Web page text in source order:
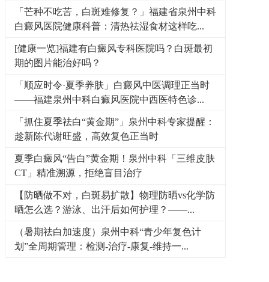
「芒种不吃苦，白斑难修复？」福建省泉州中科
白癜风医院健康科普：清热祛湿食材这样吃...
[健康一览]福建有白癜风专科医院吗？白斑最初
期的图片能治好吗？
「顺应时令·夏季养肤」白癜风中医调理正当时
——福建泉州中科白癜风医院中西医特色诊...
「抓住夏季祛白“黄金期”」泉州中科专家提醒：
趁新陈代谢旺盛，高效复色正当时
夏季白癜风“告白”黄金期！泉州中科「三维皮肤
CT」精准溯源，拒绝盲目治疗
【防晒做不对，白斑易扩散】物理防晒vs化学防
晒怎么选？游泳、出汗后如何护理？——...
（暑期祛白加速度）泉州中科“青少年复色计
划”全周期管理：检测-治疗-康复-维持一...